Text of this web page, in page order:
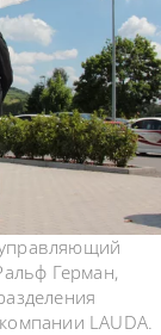
Герман,
LAUDA.